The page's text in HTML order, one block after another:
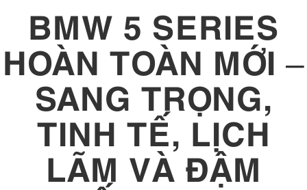
BMW 5 SERIES
HOÀN TOÀN MỚI –
SANG TRỌNG,
TINH TẾ, LỊCH
LÃM VÀ ĐẬM